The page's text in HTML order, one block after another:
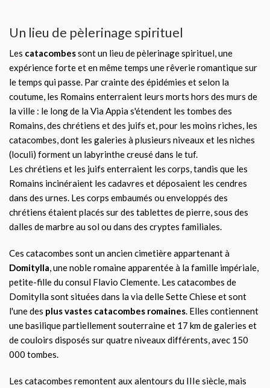
Un lieu de pèlerinage spirituel
Les catacombessont un lieu de pèlerinage spirituel, une
expérience forte et en même temps une rêverie romantique sur
le temps qui passe. Par crainte des épidémies et selon la
coutume, les Romains enterraient leurs morts hors des murs de
la ville : le long de la Via Appia s'étendent les tombes des
Romains, des chrétiens et des juifs et, pour les moins riches, les
catacombes, dont les galeries à plusieurs niveaux et les niches
(loculi) forment un labyrinthe creusé dans le tuf.
Les chrétiens et les juifs enterraient les corps, tandis que les
Romains incinéraient les cadavres et déposaient les cendres
dans des urnes. Les corps embaumés ou enveloppés des
chrétiens étaient placés sur des tablettes de pierre, sous des
dalles de marbre au sol ou dans des cryptes familiales.
Ces catacombes sont un ancien cimetière appartenant à
Domitylla, une noble romaine apparentée à la famille impériale,
petite-fille du consul Flavio Clemente. Les catacombes de
Domitylla sont situées dans la via delle Sette Chiese et sont
l'une des plus vastes catacombes romaines. Elles contiennent
une basilique partiellement souterraine et 17 km de galeries et
de couloirs disposés sur quatre niveaux différents, avec 150
000 tombes.
Les catacombes remontent aux alentours du IIIe siècle, mais